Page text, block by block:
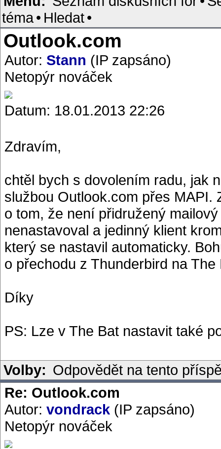
téma• Hledat•
Outlook.com
Autor: Stann (IP zapsáno)
Netopýr nováček
Datum: 18.01.2013 22:26
Zdravím,
chtěl bych s dovolením radu, jak
službou Outlook.com přes MAPI.
o tom, že není přidružený
nenastavoval a jedinný klient
který se nastavil automaticky.
o přechodu z Thunderbird na The
Díky
PS: Lze v The Bat nastavit také
Volby: Odpovědět na tento
Re: Outlook.com
Autor: vondrack (IP zapsáno)
Netopýr nováček